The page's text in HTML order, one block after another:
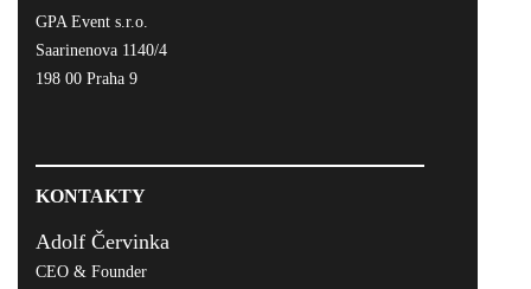
GPA Event s.r.o.
Saarinenova 1140/4
198 00 Praha 9
KONTAKTY
Adolf Červinka
CEO & Founder